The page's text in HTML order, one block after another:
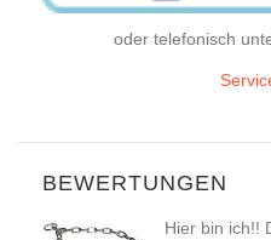
oder telefonisch
BEWERTUNGEN
Hier bin ich!!